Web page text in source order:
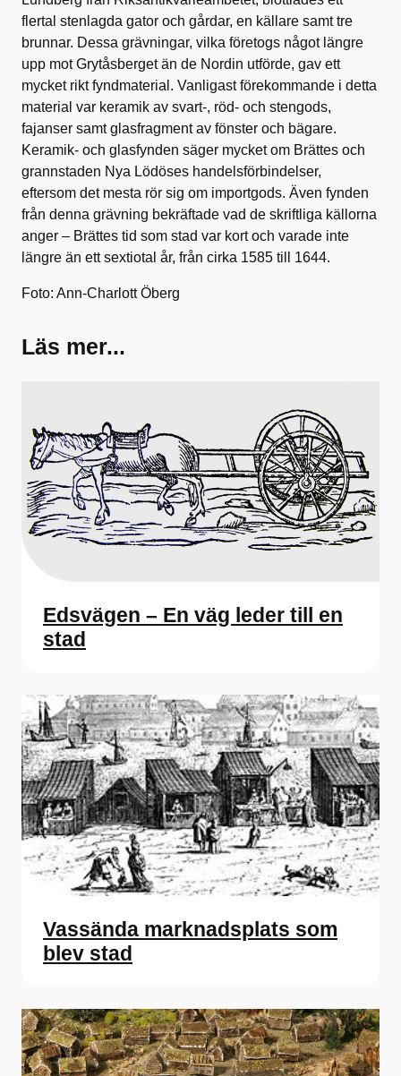
flertal stenlagda gator och gårdar, en källare samt tre
brunnar. Dessa grävningar, vilka företogs något längre
upp mot Grytåsberget än de Nordin utförde, gav ett
mycket rikt fyndmaterial. Vanligast förekommande i detta
material var keramik av svart-, röd- och stengods,
fajanser samt glasfragment av fönster och bägare.
Keramik- och glasfynden säger mycket om Brättes och
grannstaden Nya Lödöses handelsförbindelser,
eftersom det mesta rör sig om importgods. Även fynden
från denna grävning bekräftade vad de skriftliga källorna
anger – Brättes tid som stad var kort och varade inte
längre än ett sextiotal år, från cirka 1585 till 1644.
Foto: Ann-Charlott Öberg
Läs mer...
Edsvägen – En väg leder till en
stad
Vassända marknadsplats som
blev stad